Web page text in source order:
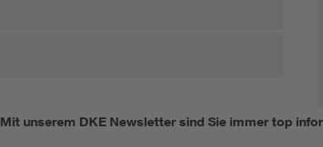
Mit unserem DKE Newsletter sind Sie immer top